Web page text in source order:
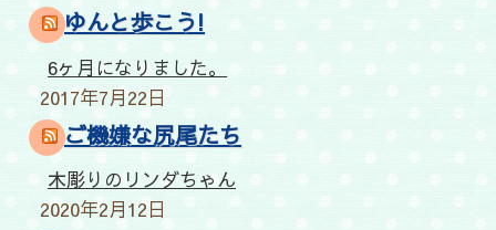
ゆんと歩こう!
6ヶ月になりました。
2017年7月22日
ご機嫌な尻尾たち
木彫りのリンダちゃん
2020年2月12日